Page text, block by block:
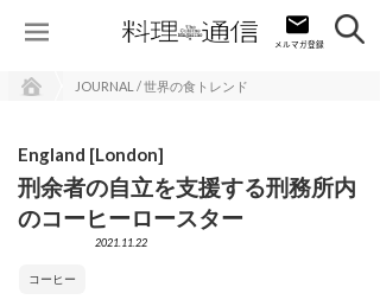
JOURNAL / 世界の食トレンド
England [London]
刑余者の自立を支援する刑務所内
のコーヒーロースター
2021.11.22
コーヒー